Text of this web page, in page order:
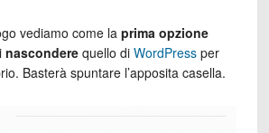
vediamo come laprima opzione
nasconderequello di WordPressper
Basterà spuntare l’apposita casella.